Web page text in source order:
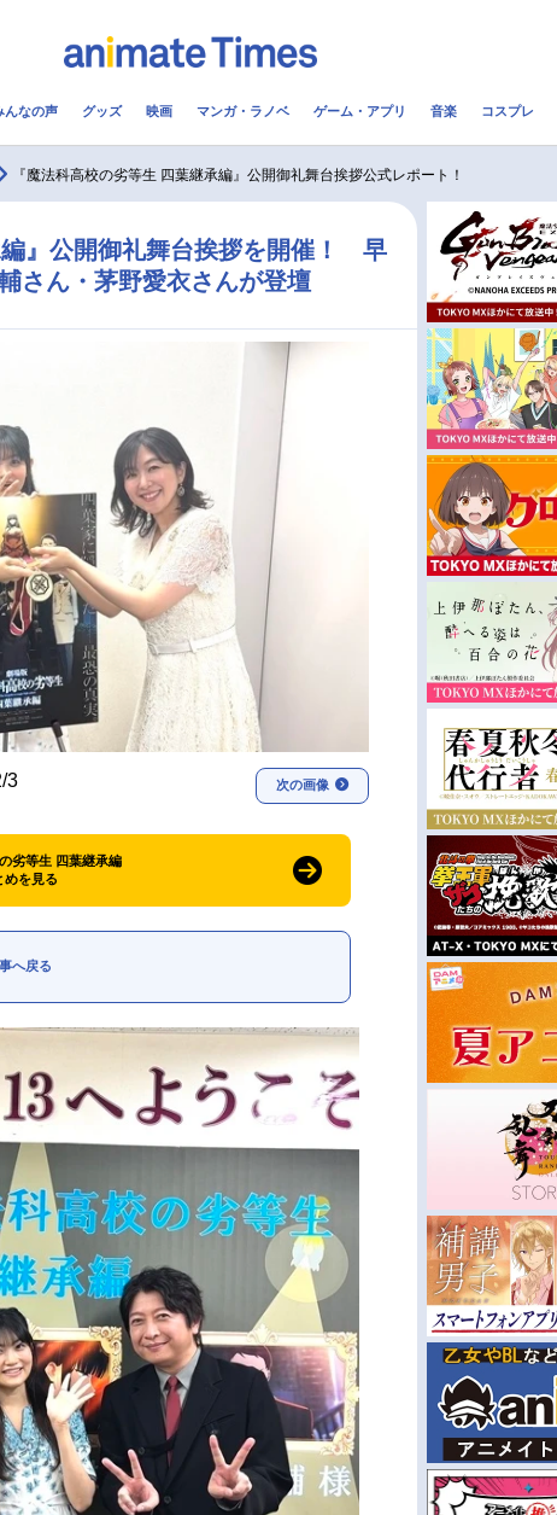
コスプレ 2.5次元 配信・Vtuber
今期アニメ曜日別一覧
FOLLOW US
んなの声 グッズ 映画 マンガ・ラノベ ゲーム・アプリ 音楽 コスプレ
『魔法科高校の劣等生 四葉継承編』公開御礼舞台挨拶公式レポート！
編』公開御礼舞台挨拶を開催！ 早
さん・茅野愛衣さんが登壇
3 次の画像
劣等生 四葉継承編
めを見る
へ戻る